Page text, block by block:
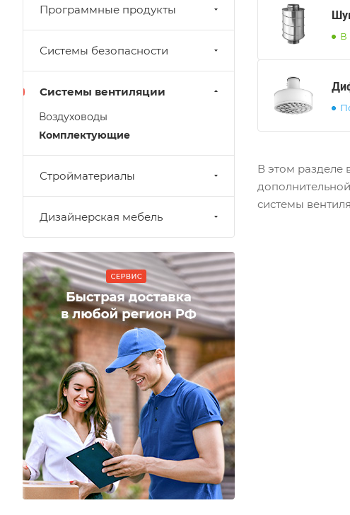
В
В этом разделе
системы
Программные продукты
Системы безопасности
Системы вентиляции
Воздуховоды
Комплектующие
Стройматериалы
Дизайнерская мебель